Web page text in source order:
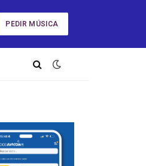
PEDIR MÚSICA